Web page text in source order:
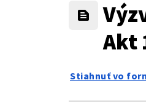
Akt
Stiahnuť vo